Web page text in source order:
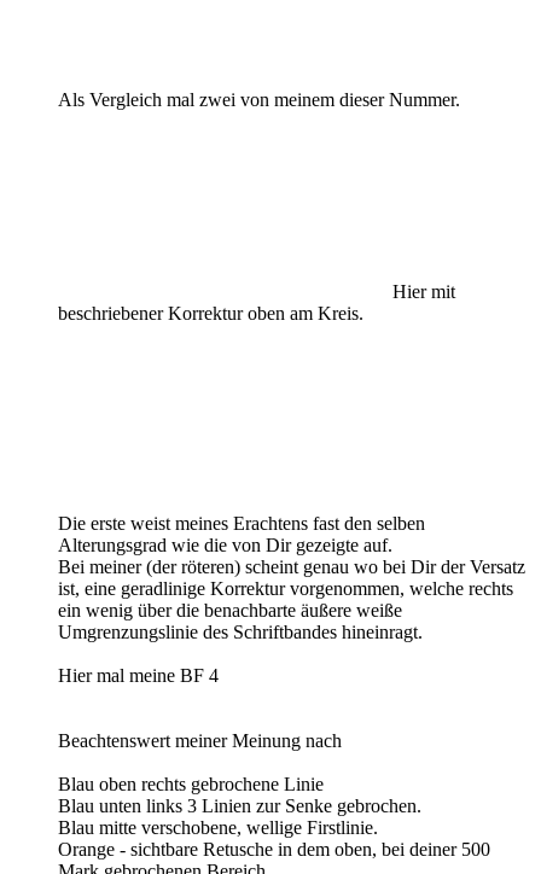
Als Vergleich mal zwei von meinem dieser Nummer.
Hier mit
beschriebener Korrektur oben am Kreis.
Die erste weist meines Erachtens fast den selben
Alterungsgrad wie die von Dir gezeigte auf.
Bei meiner (der röteren) scheint genau wo bei Dir der Versatz
ist, eine geradlinige Korrektur vorgenommen, welche rechts
ein wenig über die benachbarte äußere weiße
Umgrenzungslinie des Schriftbandes hineinragt.
Hier mal meine BF 4
Beachtenswert meiner Meinung nach
Blau oben rechts gebrochene Linie
Blau unten links 3 Linien zur Senke gebrochen.
Blau mitte verschobene, wellige Firstlinie.
Orange - sichtbare Retusche in dem oben, bei deiner 500